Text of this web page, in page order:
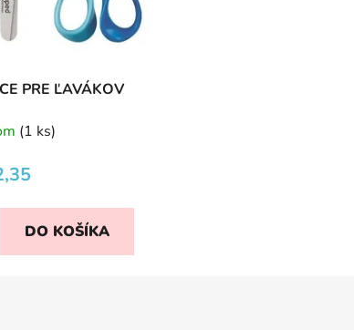
PRE ĽAVÁKOV
(1 ks)
DO KOŠÍKA